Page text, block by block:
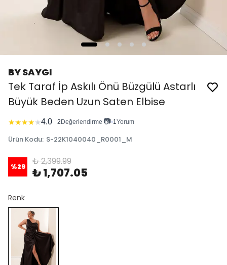
BY SAYGI
Tek Taraf İp Askılı Önü Büzgülü Astarlı
Büyük Beden Uzun Saten Elbise
★★★★★4.0 2 Değerlendirme 📷•1Yorum
Ürün Kodu: S-22K1040040_R0001_M
%29 ₺ 2,399.99
₺ 1,707.05
Renk